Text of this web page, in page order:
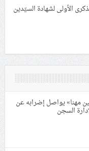
الأولى لشهادة السيّدين
مهنا» يواصل إضرابه عن
السجن